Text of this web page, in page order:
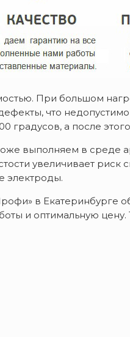
При большом
что
а после
выполняем в среде
увеличивает
электроды.
в Екатеринбурге
и оптимальную